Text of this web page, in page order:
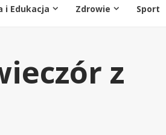
i Edukacja Zdrowie Sport
z